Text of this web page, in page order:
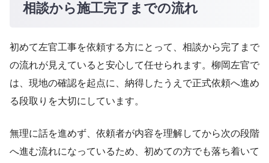
相談から施工完了までの流れ
初めて左官工事を依頼する方にとって、相談から完了まで
の流れが見えていると安心して任せられます。柳岡左官で
は、現地の確認を起点に、納得したうえで正式依頼へ進め
る段取りを大切にしています。
無理に話を進めず、依頼者が内容を理解してから次の段階
へ進む流れになっているため、初めての方でも落ち着いて